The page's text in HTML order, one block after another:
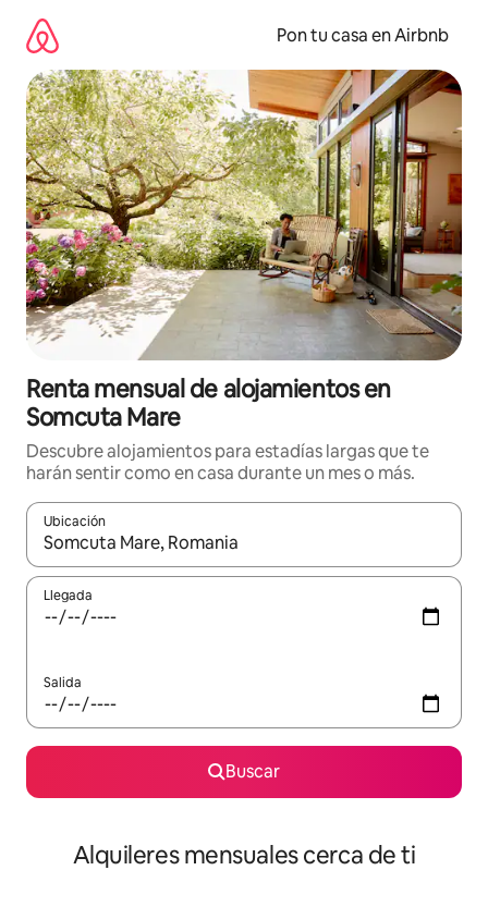
contenido
Pon tu casa en Airbnb
Renta mensual de alojamientos en
Somcuta Mare
Descubre alojamientos para estadías largas que te
harán sentir como en casa durante un mes o más.
Ubicación
Cuando los resultados estén disponibles, navega con las
Llegada
Salida
Buscar
Alquileres mensuales cerca de ti